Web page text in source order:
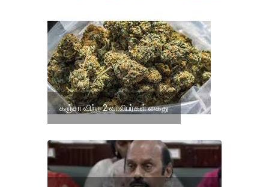
கஞ்சா விற்ற 2 வாலிபர்கள் கைது